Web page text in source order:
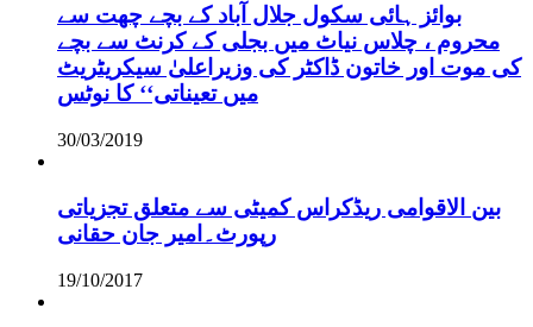
بوائز ہائی سکول جلال آباد کے بچے چھت سے
محروم ، چلاس نیاٹ میں بجلی کے کرنٹ سے بچے
کی موت اور خاتون ڈاکٹر کی وزیراعلیٰ سیکریٹریٹ
میں تعیناتی‘‘ کا نوٹس
30/03/2019
بین الاقوامی ریڈکراس کمیٹی سے متعلق تجزیاتی
رپورٹ۔امیر جان حقانی
19/10/2017